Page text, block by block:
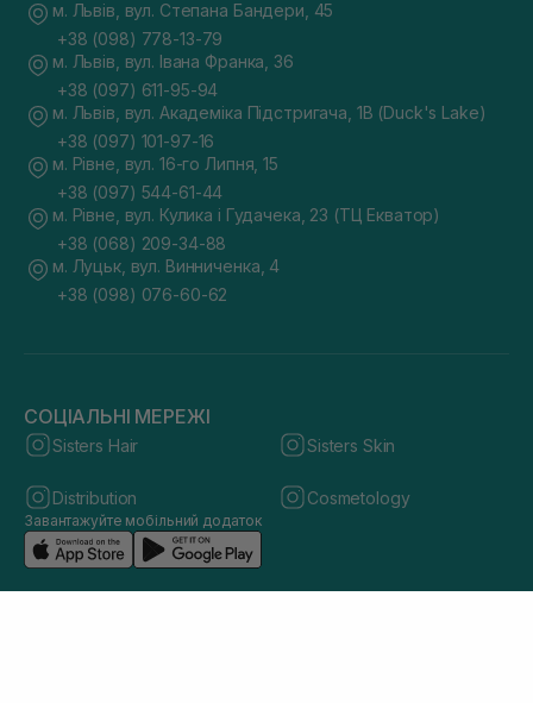
м. Львів, вул. Степана Бандери, 45
+38 (098) 778-13-79
м. Львів, вул. Івана Франка, 36
+38 (097) 611-95-94
м. Львів, вул. Академіка Підстригача, 1В (Duck's Lake)
+38 (097) 101-97-16
м. Рівне, вул. 16-го Липня, 15
+38 (097) 544-61-44
м. Рівне, вул. Кулика і Гудачека, 23 (ТЦ Екватор)
+38 (068) 209-34-88
м. Луцьк, вул. Винниченка, 4
+38 (098) 076-60-62
СОЦІАЛЬНІ МЕРЕЖІ
Sisters Hair Sisters Skin
Distribution Cosmetology
Завантажуйте мобільний додаток